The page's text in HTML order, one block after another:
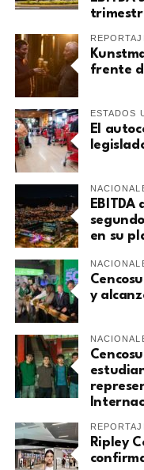
frente
ESTADOS
El
en su
y
Ripley